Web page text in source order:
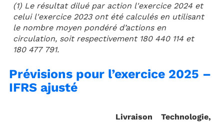
(1) Le résultat dilué par action l'exercice 2024 et
celui l'exercice 2023 ont été calculés en utilisant
le nombre moyen pondéré d’actions en
circulation, soit respectivement 180 440 114 et
180 477 791.
Prévisions pour l’exercice 2025 –
IFRS ajusté
Livraison
Technologie,